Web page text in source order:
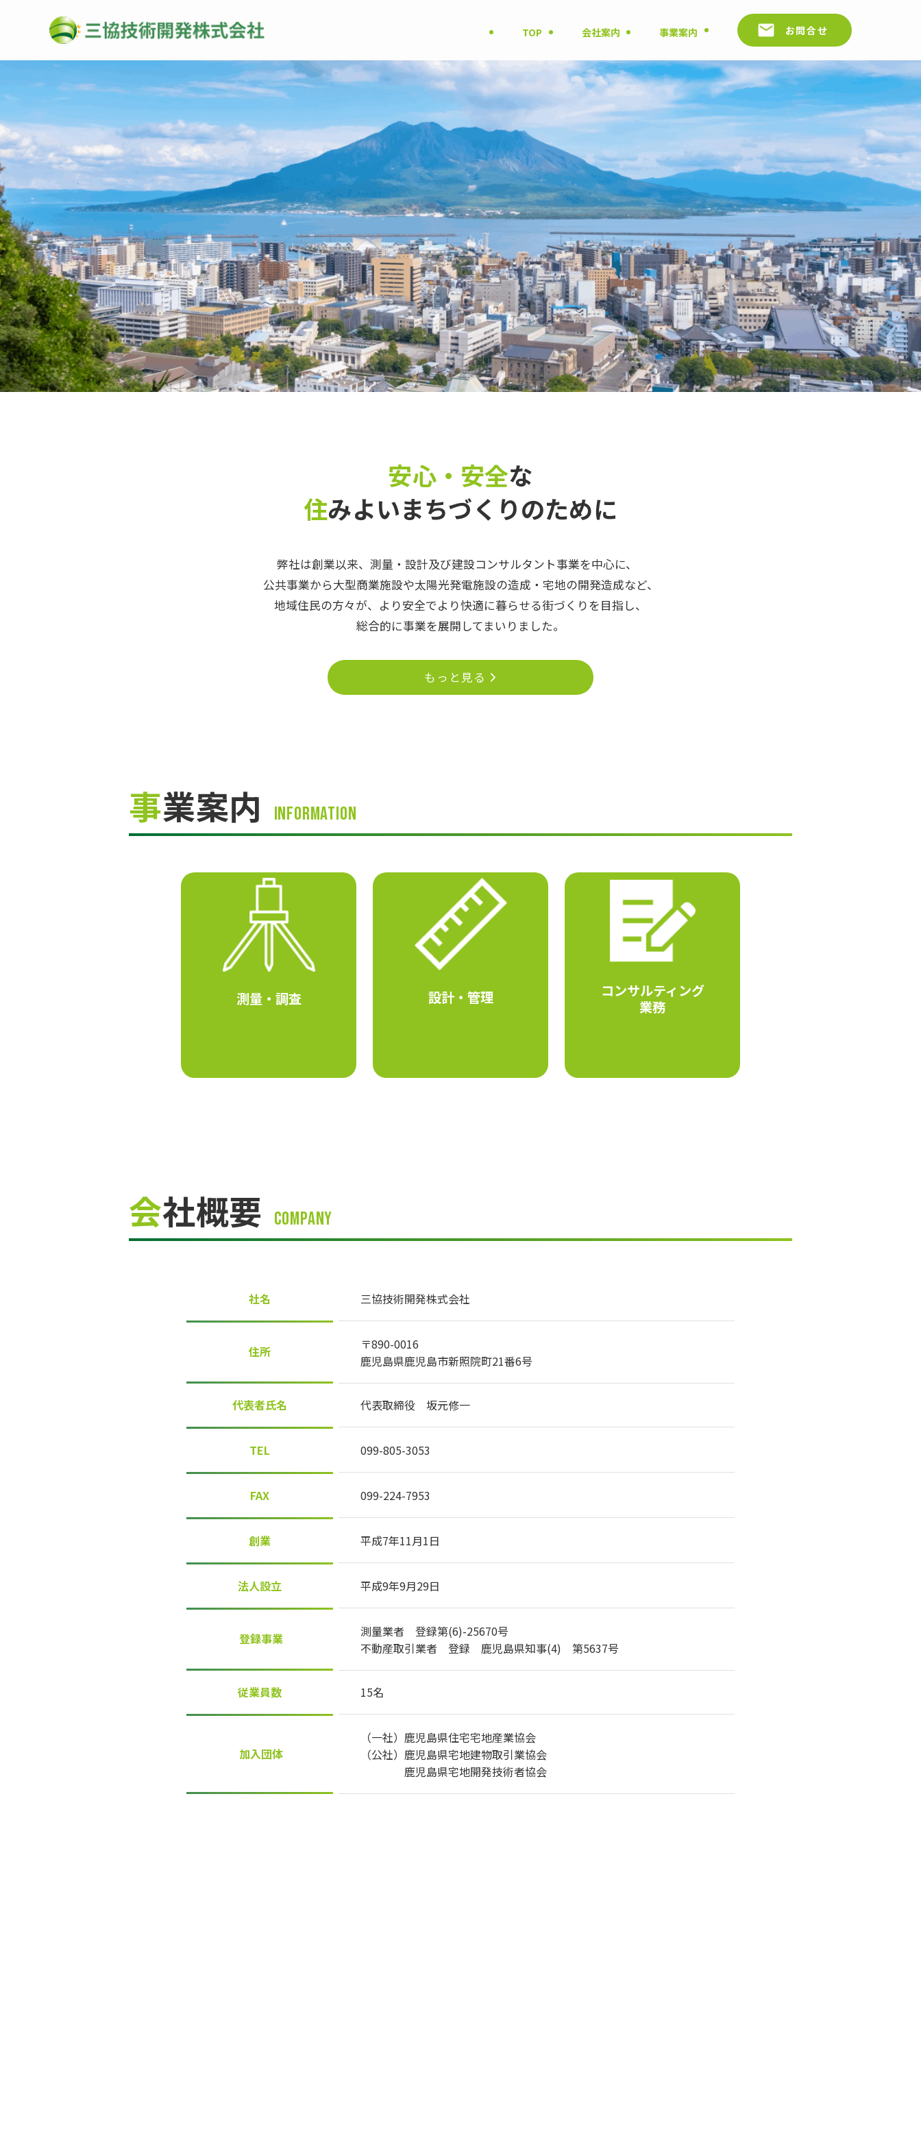
TOP 会社案内 事業案内 お問合せ
安心・安全な
住みよいまちづくりのために
弊社は創業以来、測量・設計及び建設コンサルタント事業を中心に、
公共事業から大型商業施設や太陽光発電施設の造成・宅地の開発造成など、
地域住民の方々が、より安全でより快適に暮らせる街づくりを目指し、
総合的に事業を展開してまいりました。
もっと見る
事業案内 Information
測量・調査 設計・管理
コンサルティング
業務
会社概要 Company
社名 三協技術開発株式会社
住所
〒890-0016
鹿児島県鹿児島市新照院町21番6号
代表者氏名 代表取締役 坂元修一
TEL 099-805-3053
FAX 099-224-7953
創業 平成7年11月1日
法人設立 平成9年9月29日
登録事業
測量業者 登録第(6)-25670号
不動産取引業者 登録 鹿児島県知事(4) 第5637号
従業員数 15名
加入団体
（一社）鹿児島県住宅宅地産業協会
（公社）鹿児島県宅地建物取引業協会
鹿児島県宅地開発技術者協会